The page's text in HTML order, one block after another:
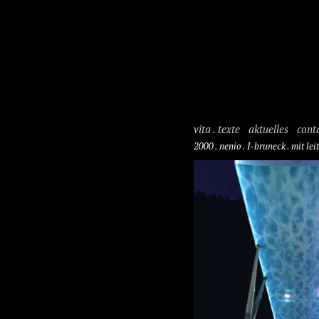
vita . texte aktuelles
2000 . nenio . I-bruneck . mit